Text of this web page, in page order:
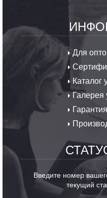
Для
Каталог
Галерея
Введите номер
текущий